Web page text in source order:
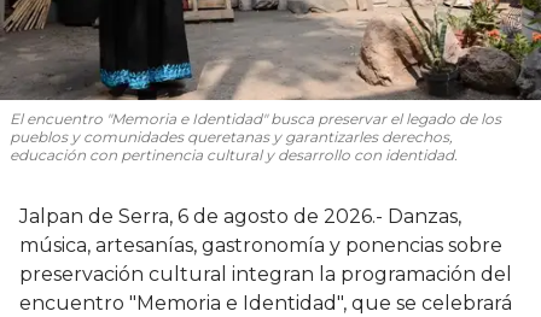
El encuentro "Memoria e Identidad" busca preservar el legado de los
pueblos y comunidades queretanas y garantizarles derechos,
educación con pertinencia cultural y desarrollo con identidad.
Jalpan de Serra, 6 de agosto de 2026.- Danzas,
música, artesanías, gastronomía y ponencias sobre
preservación cultural integran la programación del
encuentro "Memoria e Identidad", que se celebrará